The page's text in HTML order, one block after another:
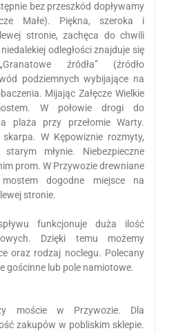
bez przeszkód dopływamy
Małe). Piękna, szeroka i
stronie, zachęca do chwili
odległości znajduje się
źródła” (źródło
podziemnych wybijające na
Mijając Załęcze Wielkie
W połowie drogi do
plaża przy przełomie Warty.
W Kępowiznie rozmyty,
młynie. Niebezpieczne
prom. W Przywozie drewniane
dogodne miejsce na
stronie.
funkcjonuje duża ilość
Dzięki temu możemy
oraz rodzaj noclegu. Polecany
gościnne lub pole namiotowe.
moście w Przywozie. Dla
zakupów w pobliskim sklepie.